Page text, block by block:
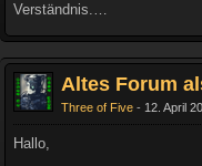
Verständnis.…
Altes Forum
Three of Five 12. April
Hallo,